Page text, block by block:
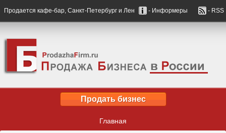
Продается кафе-бар, Санкт-Петербург и Лен - Информеры - RSS
Продать бизнес
Главная